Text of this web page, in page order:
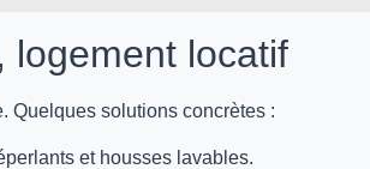
logement locatif
Quelques solutions concrètes :
et housses lavables.